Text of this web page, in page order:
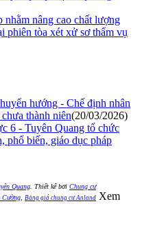
nhằm nâng cao chất lượng
phiên tòa xét xử sơ thẩm vụ
hướng - Chế định nhân
thành niên(20/03/2026)
6 - Tuyên Quang tổ chức
phổ biến, giáo dục pháp
Quang Thiết kế bởi Chung cư
Cường Bảng giá chung cư Anland Xem